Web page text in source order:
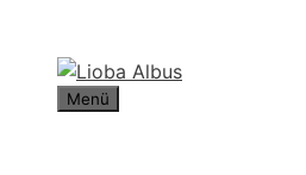
springen
Menü